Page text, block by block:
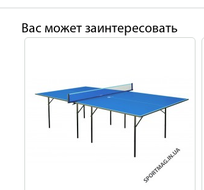
Ваc может заинтересовать